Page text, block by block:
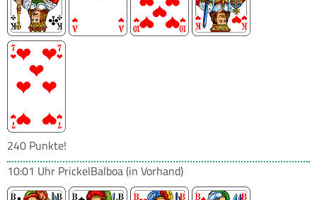
240 Punkte!
10:01 Uhr PrickelBalboa(in Vorhand)